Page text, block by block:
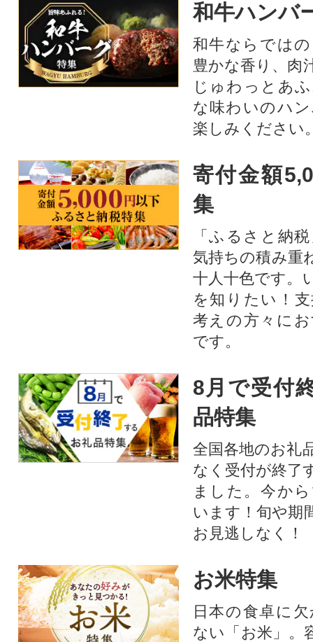
和牛ハンバ
和牛ならでは
豊かな香り、肉
じゅわっとあ
な味わいのハ
楽しみください
寄付金額
集
「ふるさと納
気持ちの積み重
十人十色です。
を知りたい！
考えの方々に
です。
8月で受付
品特集
全国各地のお礼
なく受付が終了
ました。今か
います！旬や期
お見逃しなく！
お米特集
日本の食卓に
ない「お米」。